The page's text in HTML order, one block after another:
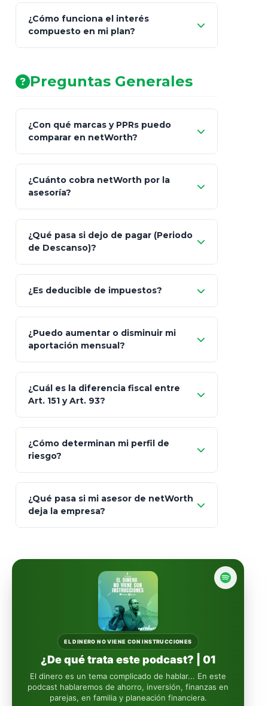
AA (Muy Fuerte)
¿Cómo funciona el interés
compuesto en mi plan?
Preguntas Generales
¿Con qué marcas y PPRs puedo
comparar en netWorth?
GNP (Proyecta)
Seguros Monterrey
Skandia (Crea)
MetLife (MetaLife)
Prudential
Fintual
Principal
Sura
Insignia Life
Profuturo
¿Cuánto cobra netWorth por la
asesoría?
¿Qué pasa si dejo de pagar (Periodo
de Descanso)?
¿Es deducible de impuestos?
¿Puedo aumentar o disminuir mi
aportación mensual?
¿Cuál es la diferencia fiscal entre
Art. 151 y Art. 93?
Art.
93
totalmente
libres de impuestos
¿Cómo determinan mi perfil de
riesgo?
¿Qué pasa si mi asesor de netWorth
deja la empresa?
automáticamente
EL DINERO NO VIENE CON INSTRUCCIONES
¿De qué trata este podcast? | 01
El dinero es un tema complicado de hablar... En este
podcast hablaremos de ahorro, inversión, finanzas en
parejas, en familia y planeación financiera.